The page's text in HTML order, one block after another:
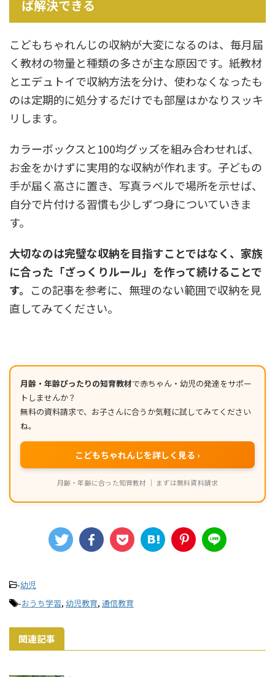
ば解決できる
こどもちゃれんじの収納が大変になるのは、毎月届
く教材の物量と種類の多さが主な原因です。紙教材
とエデュトイで収納方法を分け、使わなくなったも
のは定期的に処分するだけでも部屋はかなりスッキ
リします。
カラーボックスと100均グッズを組み合わせれば、
お金をかけずに実用的な収納が作れます。子どもの
手が届く高さに置き、写真ラベルで場所を示せば、
自分で片付ける習慣も少しずつ身についていきま
す。
大切なのは完璧な収納を目指すことではなく、家族
に合った「ざっくりルール」を作って続けることで
す。 この記事を参考に、無理のない範囲で収納を見
直してみてください。
月齢・年齢ぴったりの知育教材で赤ちゃん・幼児の発達をサポー
トしませんか？
無料の資料請求で、お子さんに合うか気軽に試してみてください
ね。
こどもちゃれんじを詳しく見る ›
月齢・年齢に合った知育教材 ｜ まずは無料資料請求
-幼児
-おうち学習, 幼児教育, 通信教育
関連記事